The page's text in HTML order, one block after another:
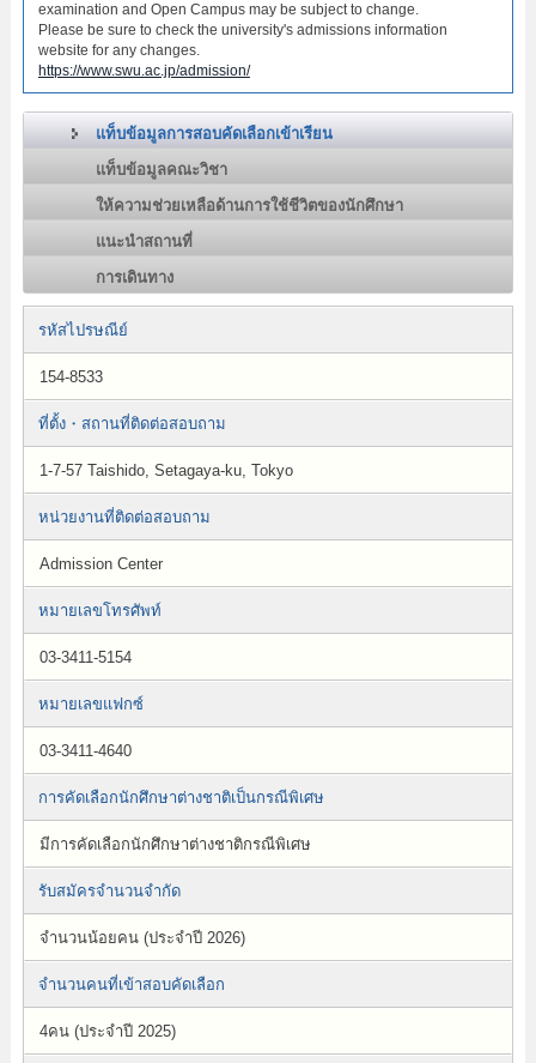
examination and Open Campus may be subject to change.
Please be sure to check the university's admissions information
website for any changes.
https://www.swu.ac.jp/admission/
แท็บข้อมูลการสอบคัดเลือกเข้าเรียน
แท็บข้อมูลคณะวิชา
ให้ความช่วยเหลือด้านการใช้ชีวิตของนักศึกษา
แนะนำสถานที่
การเดินทาง
รหัสไปรษณีย์
154-8533
ที่ตั้ง・สถานที่ติดต่อสอบถาม
1-7-57 Taishido, Setagaya-ku, Tokyo
หน่วยงานที่ติดต่อสอบถาม
Admission Center
หมายเลขโทรศัพท์
03-3411-5154
หมายเลขแฟกซ์
03-3411-4640
การคัดเลือกนักศึกษาต่างชาติเป็นกรณีพิเศษ
มีการคัดเลือกนักศึกษาต่างชาติกรณีพิเศษ
รับสมัครจำนวนจำกัด
จำนวนน้อยคน (ประจำปี 2026)
จำนวนคนที่เข้าสอบคัดเลือก
4คน (ประจำปี 2025)